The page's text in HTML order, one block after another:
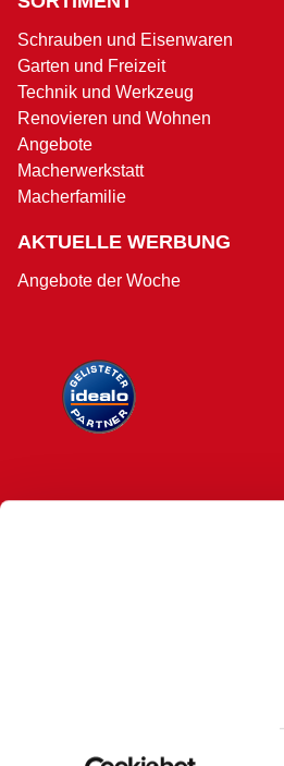
Schrauben und Eisenwaren
Garten und Freizeit
Technik und Werkzeug
Renovieren und Wohnen
Angebote
Macherwerkstatt
Macherfamilie
AKTUELLE WERBUNG
Angebote der Woche